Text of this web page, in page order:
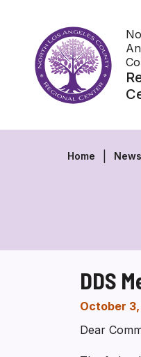
content
Home News
DDS
October
Dear